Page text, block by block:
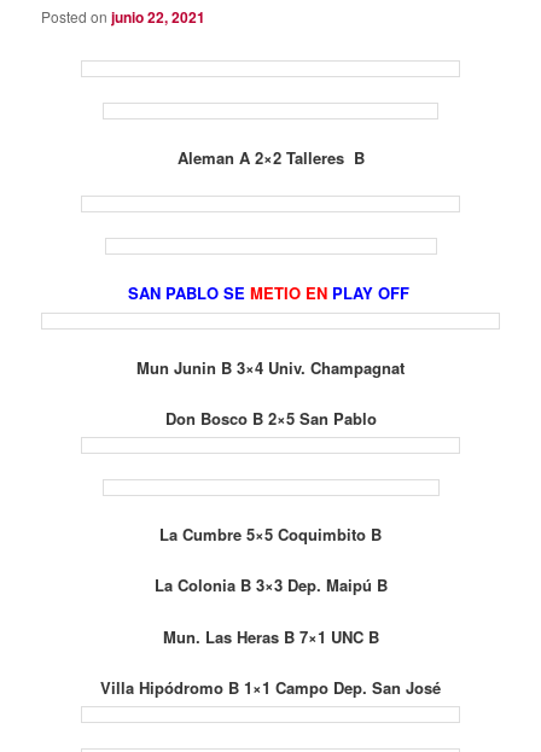
Posted onjunio 22, 2021
Aleman A 2×2 Talleres B
SAN PABLO SE METIO ENPLAY OFF
Mun Junin B 3×4 Univ. Champagnat
Don Bosco B 2×5 San Pablo
La Cumbre 5×5 Coquimbito B
La Colonia B 3×3 Dep. Maipú B
Mun. Las Heras B 7×1 UNC B
Villa Hipódromo B 1×1 Campo Dep. San José